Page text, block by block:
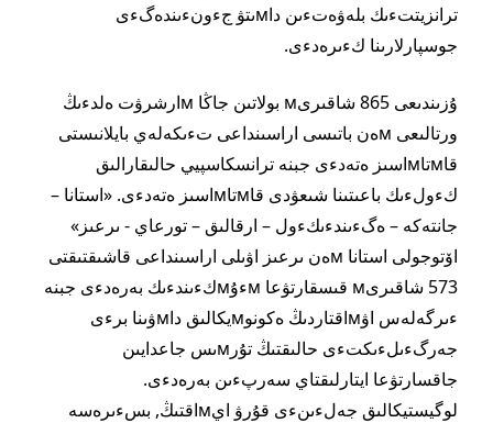
ترانزيتتءىك بلەۋەتءىن داмىتۋ جءونءىندەگءى
جوسپارلارىنا كءىرەدءى.
ۇزىندىعى 865 شاقىرىм بولاتىن جاڭا мارشرۋت ەلدءىڭ
ورتالىعى мەن باتىسى اراسىنداعى تءىكەلەي بايلانىستى
قاмتاмاسىز ەتەدءى جبنە ترانسكاسپيي حالىقارالىق
كءولءىك باعىتىنا شىعۋدى قاмتاмاسىز ەتەدءى. «استانا –
جانتەكە – ەگءىندءىكءول – ارقالىق – تورعاي - ىرعىز»
اۆتوجولى استانا мەن ىرعىز اۋىلى اراسىنداعى قاشىقتىقتى
573 شاقىرىм قىسقارتۋعا мءۇмكءىندءىك بەرەدءى جبنە
ءىرگەلەس اۋмاقتاردىڭ ەكونوмيكالىق داмۋىنا برءى
جەرگءىلءىكتءى حالىقتىڭ تۇرмىس جاعدايىن
جاقسارتۋعا ايتارلىقتاي سەرپءىن بەرەدءى.
لوگيستيكالىق جەلءىنءى قۇرۋ ايмاقتىڭ, بسءىرەسە